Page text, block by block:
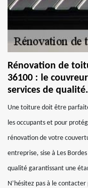
Rénovation de
36100 : le
services de qualité.
Une toiture doit être
les occupants et pour
rénovation de votre
entreprise, sise à Les
qualité garantissant une
N’hésitez pas à le